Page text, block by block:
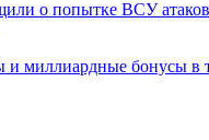
о попытке ВСУ
миллиардные бонусы в